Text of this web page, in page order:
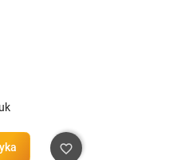
favorite_border